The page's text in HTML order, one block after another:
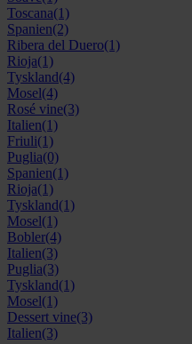
Toscana(1)
Spanien(2)
Ribera del Duero(1)
Rioja(1)
Tyskland(4)
Mosel(4)
Rosé vine(3)
Italien(1)
Friuli(1)
Puglia(0)
Spanien(1)
Rioja(1)
Tyskland(1)
Mosel(1)
Bobler(4)
Italien(3)
Puglia(3)
Tyskland(1)
Mosel(1)
Dessert vine(3)
Italien(3)